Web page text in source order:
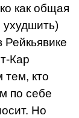
как общая
ухудшить)
Кар
тем, кто
по себе
Но